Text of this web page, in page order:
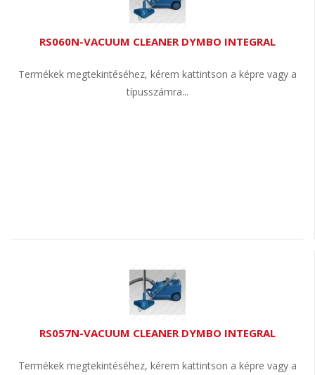
RS060N-VACUUM CLEANER DYMBO INTEGRAL
Termékek megtekintéséhez, kérem kattintson a képre vagy a
típusszámra...
RS057N-VACUUM CLEANER DYMBO INTEGRAL
Termékek megtekintéséhez, kérem kattintson a képre vagy a